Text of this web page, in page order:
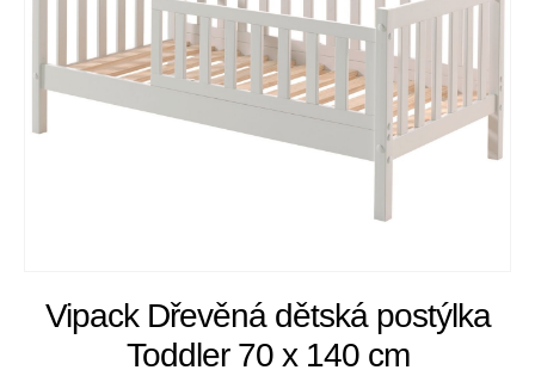
Vipack Dřevěná dětská postýlka
Toddler 70 x 140 cm